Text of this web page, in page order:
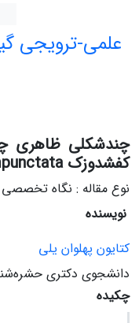
علمی-ترویجی
چندشکلی ظاهری
کفشدوزک Adalia decempunctata
نوع مقاله : نگاه تخصصی
نویسنده
کتایون پهلوان یلی
دانشجوی دکتری
چکیده